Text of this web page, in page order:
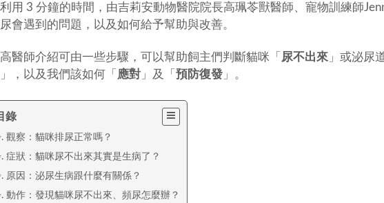
用 3 分鐘的時間，由吉莉安動物醫院院長高珮苓獸醫師、寵物訓練師
會遇到的問題，以及如何給予幫助與改善。
醫師介紹可由一些步驟，可以幫助飼主們判斷貓咪「 尿不出來 」或泌尿
」，以及我們該如何「 應對 」及「 預防復發 」。
錄
觀察：貓咪排尿正常嗎？
症狀：貓咪尿不出來其實是生病了？
原因：泌尿生病跟什麼有關係？
動作：發現貓咪尿不出來、頻尿怎麼辦？